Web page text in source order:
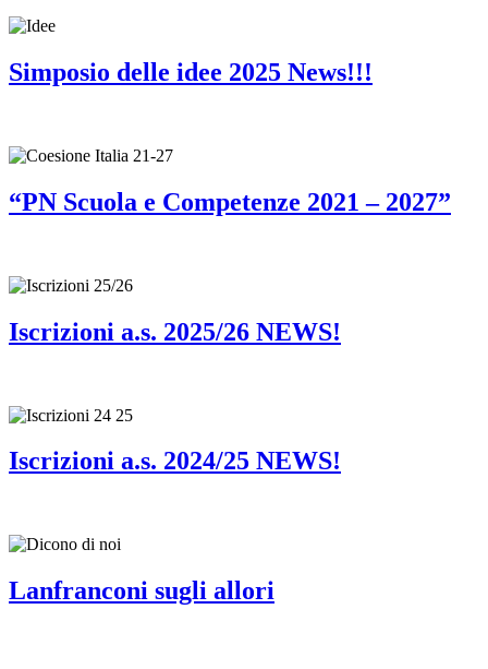
Simposio delle idee 2025 News!!!
“PN Scuola e Competenze 2021 – 2027”
Iscrizioni a.s. 2025/26 NEWS!
Iscrizioni a.s. 2024/25 NEWS!
Lanfranconi sugli allori